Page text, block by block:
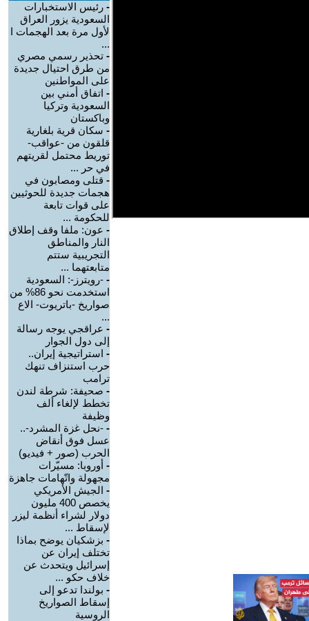
- رئيس الاستخبارات
السعودية يزور العراق
لأول مرة بعد الهجمات ا
...
- تحذير رسمي مصري
من طرق احتيال جديدة
على المواطنين
- اتفاق أمني بين
السعودية وتركيا
وباكستان
- سكان قرية بلغارية
قلقون من -عواقب-
توريط محتمل لقريتهم
في حر ...
- قتلى ومصابون في
هجمات جديدة للحوثيين
على قوات تابعة
للحكومة ...
- عون: ملفا وقف إطلاق
النار والمناطق
التجريبية ستتم
متابعتهما ...
- -رويترز-: السعودية
استخدمت نحو 86% من
صواريخ -باتريوت- الاع
...
- عراقجي يوجه رسالة
إلى دول الجوار
- استراتيجية إيران..
حرب استنزاف تنهك
ترامب
- صحيفة: شرطة لندن
تخطط لإلغاء ألف
وظيفة
- -نحل غزة المشرد-..
عسل فوق أنقاض
الحرب (صور + فيديو)
- أوروبا: مسيّرات
مجهولة واتّهامات جاهزة
- الجيش الأمريكي
يخصص 400 مليون
دولار لشراء أنظمة ليزر
لإسقاط ...
- بزشكيان يوضح بماذا
تختلف إيران عن
إسرائيل ويتحدث عن
خلاف حكو ...
- بولندا تدعو إلى
إسقاط الصواريخ
الروسية